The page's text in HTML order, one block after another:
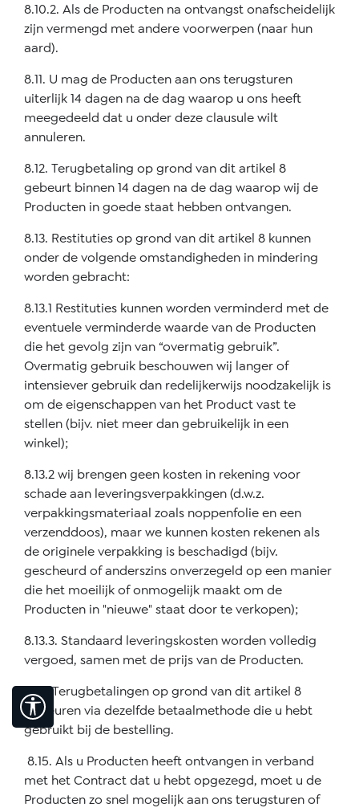
8.10.2. Als de Producten na ontvangst onafscheidelijk
zijn vermengd met andere voorwerpen (naar hun
aard).
8.11. U mag de Producten aan ons terugsturen
uiterlijk 14 dagen na de dag waarop u ons heeft
meegedeeld dat u onder deze clausule wilt
annuleren.
8.12. Terugbetaling op grond van dit artikel 8
gebeurt binnen 14 dagen na de dag waarop wij de
Producten in goede staat hebben ontvangen.
8.13. Restituties op grond van dit artikel 8 kunnen
onder de volgende omstandigheden in mindering
worden gebracht:
8.13.1 Restituties kunnen worden verminderd met de
eventuele verminderde waarde van de Producten
die het gevolg zijn van “overmatig gebruik”.
Overmatig gebruik beschouwen wij langer of
intensiever gebruik dan redelijkerwijs noodzakelijk is
om de eigenschappen van het Product vast te
stellen (bijv. niet meer dan gebruikelijk in een
winkel);
8.13.2 wij brengen geen kosten in rekening voor
schade aan leveringsverpakkingen (d.w.z.
verpakkingsmateriaal zoals noppenfolie en een
verzenddoos), maar we kunnen kosten rekenen als
de originele verpakking is beschadigd (bijv.
gescheurd of anderszins onverzegeld op een manier
die het moeilijk of onmogelijk maakt om de
Producten in "nieuwe" staat door te verkopen);
8.13.3. Standaard leveringskosten worden volledig
vergoed, samen met de prijs van de Producten.
8.14. Terugbetalingen op grond van dit artikel 8
gebeuren via dezelfde betaalmethode die u hebt
gebruikt bij de bestelling.
8.15. Als u Producten heeft ontvangen in verband
met het Contract dat u hebt opgezegd, moet u de
Producten zo snel mogelijk aan ons terugsturen of
Toon werkbalk